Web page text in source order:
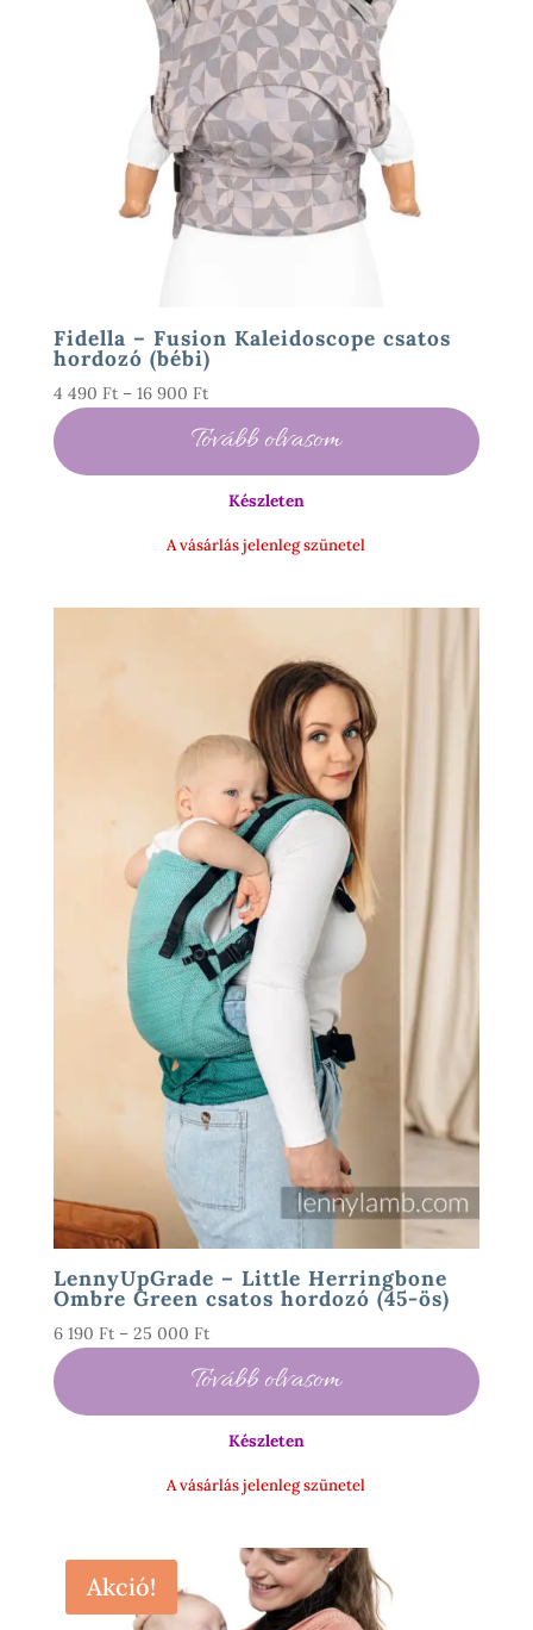
Fidella – Fusion Kaleidoscope csatos
hordozó (bébi)
4 490 Ft – 16 900 FtÁrtartomány:
490 Ft
-
Tovább olvasom
Készleten
A vásárlás jelenleg szünetel
LennyUpGrade – Little Herringbone
Ombre Green csatos hordozó (45-ös)
6 190 Ft – 25 000 FtÁrtartomány:
190 Ft
-
Tovább olvasom
Készleten
A vásárlás jelenleg szünetel
Akció!